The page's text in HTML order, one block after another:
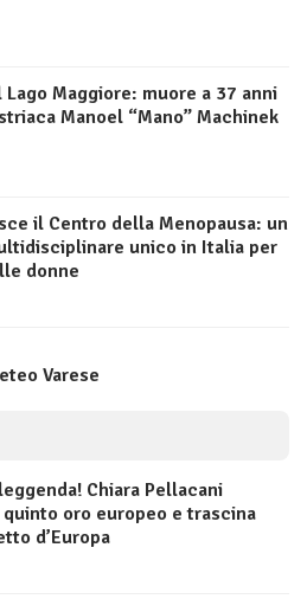
Lago Maggiore: muore a 37 anni
Manoel “Mano” Machinek
il Centro della Menopausa: un
unico in Italia per
donne
Varese
Chiara Pellacani
oro europeo e trascina
d’Europa